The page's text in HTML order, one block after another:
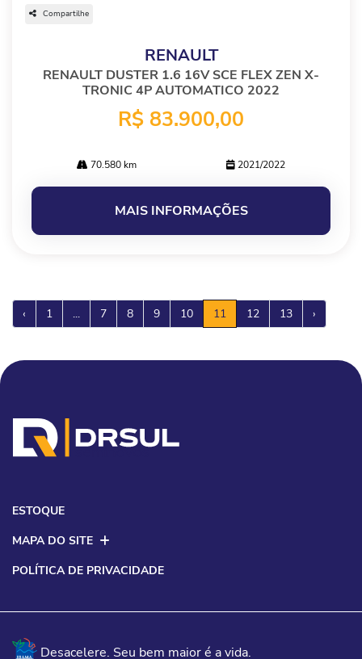
Compartilhe
RENAULT
RENAULT DUSTER 1.6 16V SCE FLEX ZEN X-
TRONIC 4P AUTOMATICO 2022
R$ 83.900,00
70.580 km 2021/2022
MAIS INFORMAÇÕES
‹ 1 ... 7 8 9 10 11 12 13 ›
ESTOQUE
MAPA DO SITE
POLÍTICA DE PRIVACIDADE
Desacelere. Seu bem maior é a vida.